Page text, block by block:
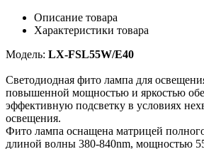
Описание товара
Характеристики товара
Модель: LX-FSL55W/E40
Светодиодная фито лампа для
повышенной мощностью и яркостью
эффективную подсветку в условиях
освещения.
Фито лампа оснащена матрицей
длиной волны 380-840nm, мощностью